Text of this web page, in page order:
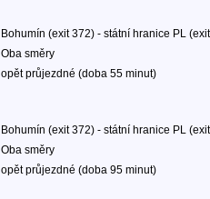
Bohumín (exit 372) - státní hranice PL
Oba směry
opět průjezdné (doba 55 minut)
Bohumín (exit 372) - státní hranice PL
Oba směry
opět průjezdné (doba 95 minut)